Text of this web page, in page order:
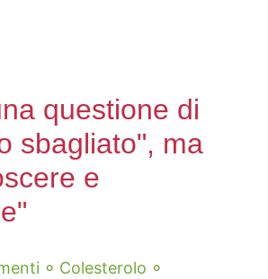
questione di
sbagliato", ma
e
◦ Colesterolo ◦